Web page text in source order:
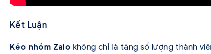
Kết Luận
Kéo nhóm Zalo không chỉ là tăng số lượng thành